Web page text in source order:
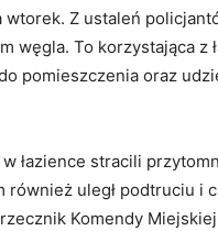
wtorek. Z ustaleń
węgla. To korzystająca z
pomieszczenia oraz
łazience stracili
również uległ podtruciu i
Komendy